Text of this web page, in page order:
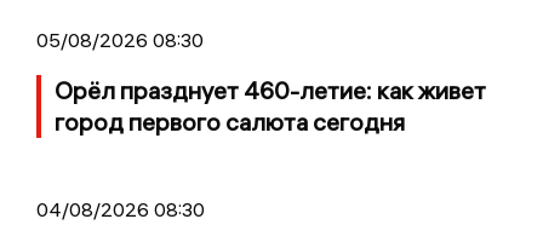
05/08/2026 08:30
Орёл празднует 460-летие: как живет
город первого салюта сегодня
04/08/2026 08:30